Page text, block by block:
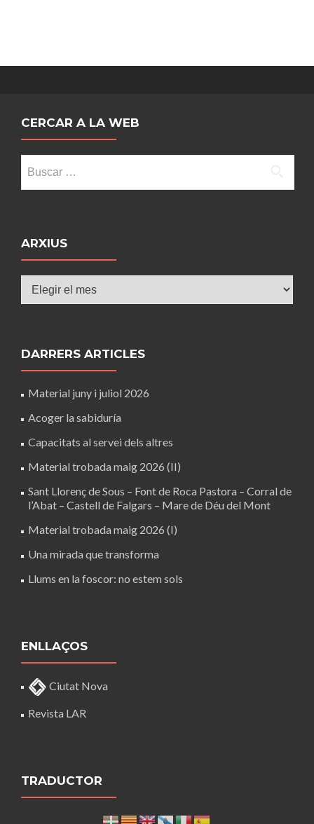
CERCAR A LA WEB
ARXIUS
DARRERS ARTICLES
Material juny i juliol 2026
Acoger la sabiduría
Capacitats al servei dels altres
Material trobada maig 2026 (II)
Sant Llorenç de Sous – Font de Roca Pastora – Corral de
l’Abat – Castell de Falgars – Mare de Déu del Mont
Material trobada maig 2026 (I)
Una mirada que transforma
Llums en la foscor: no estem sols
ENLLAÇOS
Ciutat Nova
Revista LAR
TRADUCTOR